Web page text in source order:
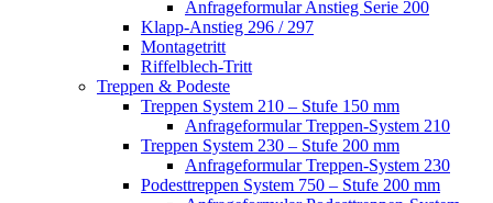
Anfrageformular Anstieg Serie 200
Klapp-Anstieg 296 / 297
Montagetritt
Riffelblech-Tritt
Treppen & Podeste
Treppen System 210 – Stufe 150 mm
Anfrageformular Treppen-System 210
Treppen System 230 – Stufe 200 mm
Anfrageformular Treppen-System 230
Podesttreppen System 750 – Stufe 200 mm